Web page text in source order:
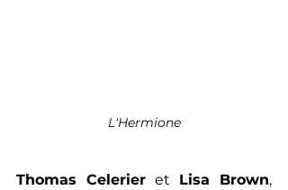
L'Hermione
Thomas Celerier et Lisa Brown,